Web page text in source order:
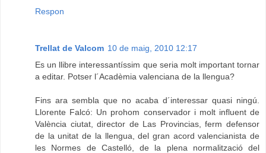
Respon
Trellat de Valcom 10 de maig, 2010 12:17
Es un llibre interessantíssim que seria molt important tornar
a editar. Potser l´Acadèmia valenciana de la llengua?
Fins ara sembla que no acaba d´interessar quasi ningú.
Llorente Falcó: Un prohom conservador i molt influent de
València ciutat, director de Las Provincias, ferm defensor
de la unitat de la llengua, del gran acord valencianista de
les Normes de Castelló, de la plena normalització del